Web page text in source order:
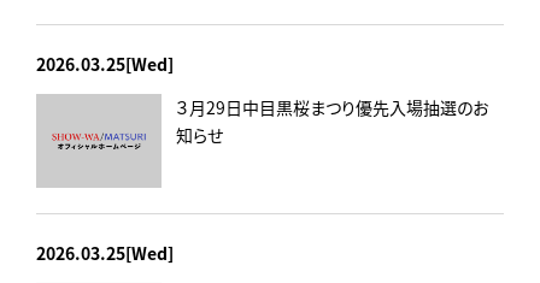
2026.03.25[Wed]
３月29日中目黒桜まつり優先入場抽選のお
知らせ
2026.03.25[Wed]